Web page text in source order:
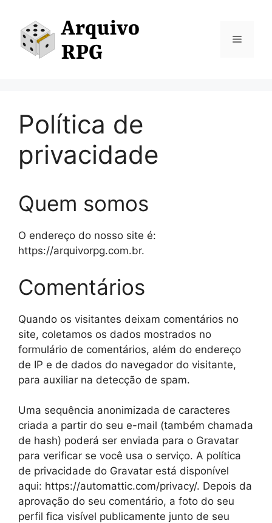
conteúdo
Menu
Política de
privacidade
Quem somos
O endereço do nosso site é:
https://arquivorpg.com.br.
Comentários
Quando os visitantes deixam comentários no
site, coletamos os dados mostrados no
formulário de comentários, além do endereço
de IP e de dados do navegador do visitante,
para auxiliar na detecção de spam.
Uma sequência anonimizada de caracteres
criada a partir do seu e-mail (também chamada
de hash) poderá ser enviada para o Gravatar
para verificar se você usa o serviço. A política
de privacidade do Gravatar está disponível
aqui: https://automattic.com/privacy/. Depois da
aprovação do seu comentário, a foto do seu
perfil fica visível publicamente junto de seu